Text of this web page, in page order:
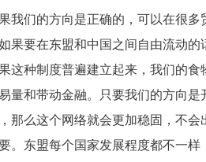
我们的方向是正确的，可以在很多
果要在东盟和中国之间自由流动的
这种制度普遍建立起来，我们的
量和带动金融。只要我们的方向是
那么这个网络就会更加稳固，不
。东盟每个国家发展程度都不一样